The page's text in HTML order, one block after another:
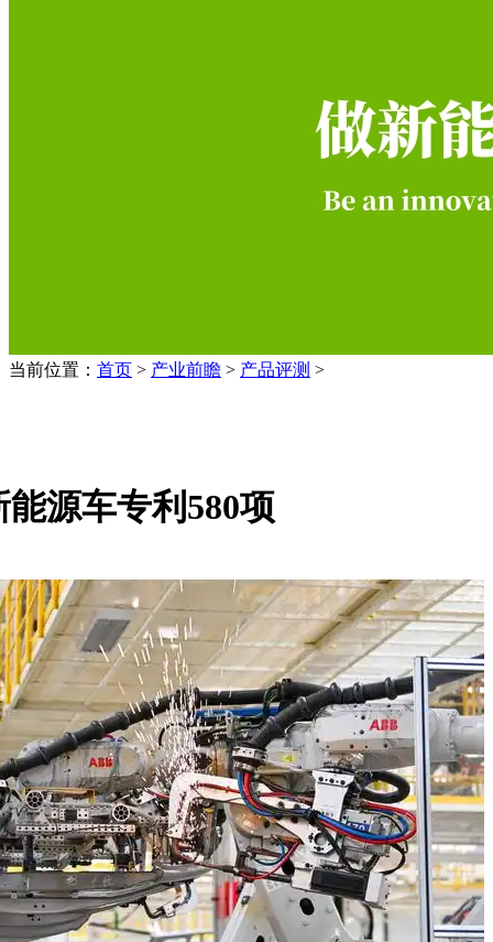
当前位置： 首页 > 产业前瞻 > 产品评测 >
源车专利580项